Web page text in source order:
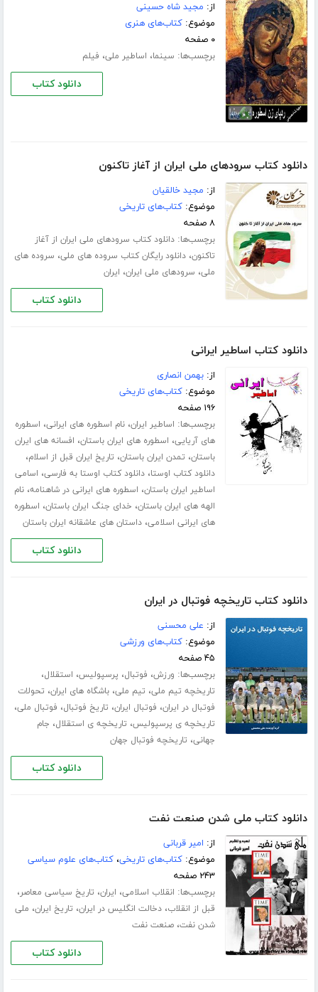
از: مجید شاه حسینی
موضوع:کتاب‌های هنری
۰ صفحه
برچسب‌ها: سینما، اساطیر ملی، فیلم
دانلود کتاب
دانلود کتاب سرود‌های ملی ایران از آغاز تاکنون
از: مجید خالقیان
موضوع:کتاب‌های تاریخی
۸ صفحه
برچسب‌ها:دانلود کتاب سرود‌های ملی ایران از آغاز
تاکنون،دانلود رایگان کتاب سروده های ملی، سروده های
ملی، سرود‌‌های ملی ایران، ایران
دانلود کتاب
دانلود کتاب اساطیر ایرانی
از:بهمن انصاری
موضوع:کتاب‌های تاریخی
۱۹۶ صفحه
برچسب‌ها: اساطیر ایران،نام اسطوره های ایرانی، اسطوره
های آریایی، اسطوره های ایران باستان، افسانه های ایران
باستان، تمدن ایران باستان، تاریخ ایران قبل از اسلام،
دانلود کتاب اوستا،دانلود کتاب اوستا به فارسی، اسامی
اساطیر ایران باستان، اسطوره های ایرانی در شاهنامه،نام
الهه های ایران باستان، خدای جنگ ایران باستان، اسطوره
های ایرانی اسلامی،داستان های عاشقانه ایران باستان
دانلود کتاب
دانلود کتاب تاریخچه فوتبال در ایران
از: علی محسنی
موضوع:کتاب‌های ورزشی
۴۵ صفحه
برچسب‌ها: ورزش، فوتبال، پرسپولیس، استقلال،
تاریخچه تیم ملی، تیم ملی،باشگاه های ایران، تحولات
فوتبال در ایران، فوتبال ایران، تاریخ فوتبال، فوتبال ملی،
تاریخچه ی پرسپولیس، تاریخچه ی استقلال، جام
جهانی، تاریخچه فوتبال جهان
دانلود کتاب
دانلود کتاب ملی شدن صنعت نفت
از: امیر قربانی
موضوع:کتاب‌های تاریخی،کتاب‌های علوم سیاسی
۲۴۳ صفحه
برچسب‌ها: انقلاب اسلامی، ایران، تاریخ سیاسی معاصر،
قبل از انقلاب،دخالت انگلیس در ایران، تاریخ ایران، ملی
شدن نفت،صنعت نفت
دانلود کتاب